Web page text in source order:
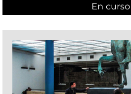
En curso